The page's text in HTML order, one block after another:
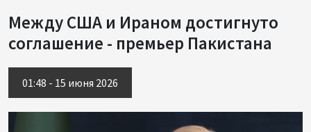
Между США и Ираном достигнуто
соглашение - премьер Пакистана
01:48 - 15 июня 2026